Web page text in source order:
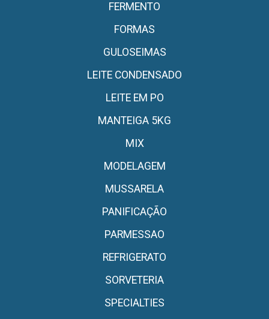
FERMENTO
FORMAS
GULOSEIMAS
LEITE CONDENSADO
LEITE EM PO
MANTEIGA 5KG
MIX
MODELAGEM
MUSSARELA
PANIFICAÇÃO
PARMESSAO
REFRIGERATO
SORVETERIA
SPECIALTIES